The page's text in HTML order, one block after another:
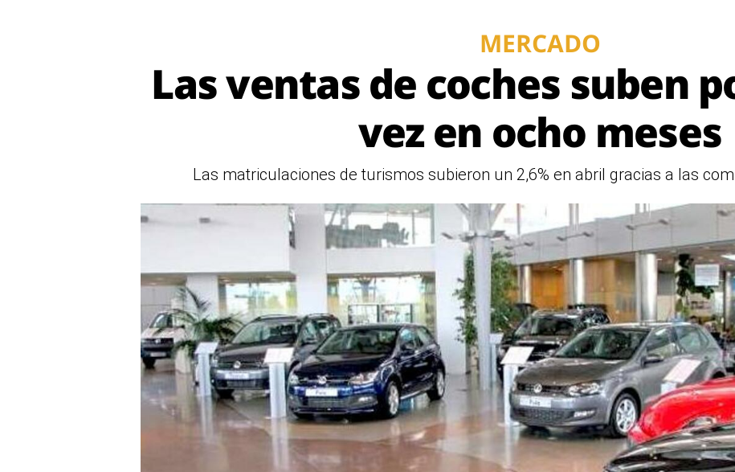
MERCADO
Las ventas de coches suben
vez en ocho meses
Las matriculaciones de turismos subieron un 2,6% en abril gracias a las